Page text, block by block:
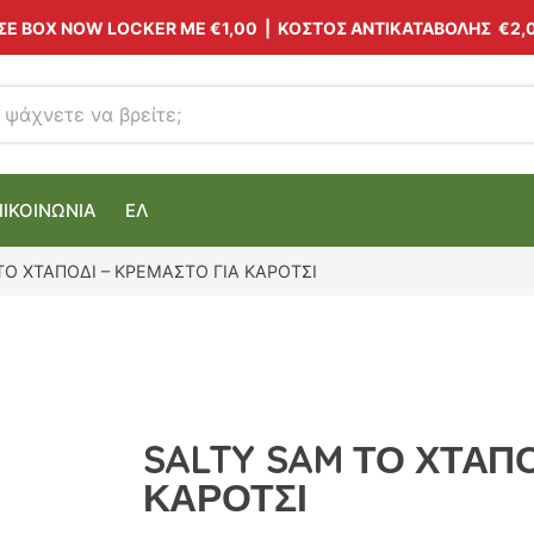
NOW LOCKER ΜΕ €1,00 | ΚΟΣΤΟΣ ΑΝΤΙΚΑΤΑΒΟΛΗΣ
ΕΛ
ΧΤΑΠΟΔΙ – ΚΡΕΜΑΣΤΟ ΓΙΑ ΚΑΡΟΤΣΙ
SALTY SAM ΤΟ
ΚΑΡΟΤΣΙ